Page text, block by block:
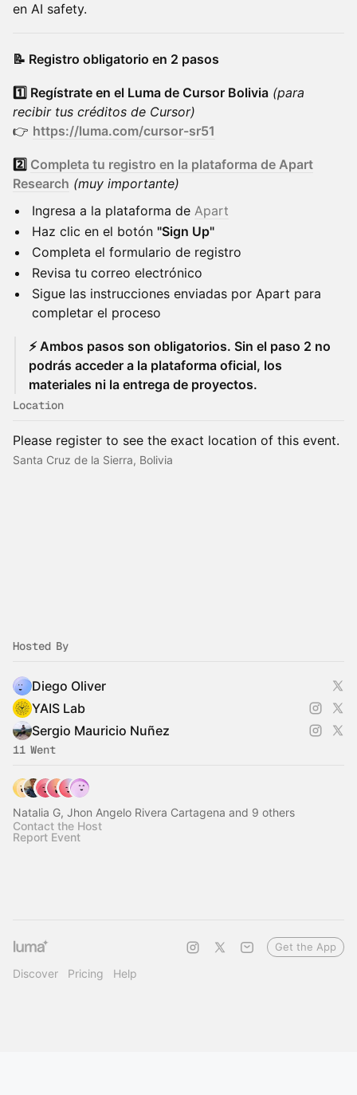
en AI safety.
📝 Registro obligatorio en 2 pasos
1️⃣ Regístrate en el Luma de Cursor Bolivia (para
recibir tus créditos de Cursor)
👉 https://luma.com/cursor-sr51
2️⃣ Completa tu registro en la plataforma de Apart
Research (muy importante)
Ingresa a la plataforma de Apart
Haz clic en el botón "Sign Up"
Completa el formulario de registro
Revisa tu correo electrónico
Sigue las instrucciones enviadas por Apart para
completar el proceso
⚡ Ambos pasos son obligatorios. Sin el paso 2 no
podrás acceder a la plataforma oficial, los
materiales ni la entrega de proyectos.
Location
Please register to see the exact location of this event.
Santa Cruz de la Sierra, Bolivia
Hosted By
Diego Oliver
YAIS Lab
Sergio Mauricio Nuñez
11 Went
Natalia G, Jhon Angelo Rivera Cartagena and 9 others
Contact the Host
Report Event
Discover Pricing Help
Get the App